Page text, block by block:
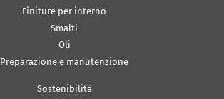
Finiture per interno
Smalti
Oli
Preparazione e manutenzione
Sostenibilità